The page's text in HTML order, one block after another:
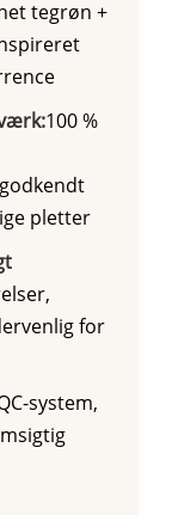
tegrøn +
100 %
pletter
for
system,